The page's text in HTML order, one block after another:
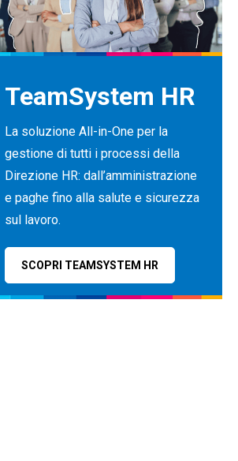
TeamSystem HR
La soluzione All-in-One per la
gestione di tutti i processi della
Direzione HR: dall’amministrazione
e paghe fino alla salute e sicurezza
sul lavoro.
SCOPRI TEAMSYSTEM HR